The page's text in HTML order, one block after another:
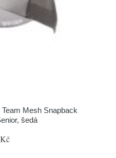
Mesh Snapback
šedá